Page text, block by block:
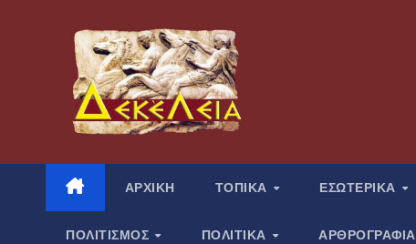
περιεχόμενο
ΑΡΧΙΚΗ ΤΟΠΙΚΑ ΕΣΩΤΕΡΙΚΑ
ΠΟΛΙΤΙΣΜΟΣ ΠΟΛΙΤΙΚΑ ΑΡΘΡΟΓΡΑΦΙΑ